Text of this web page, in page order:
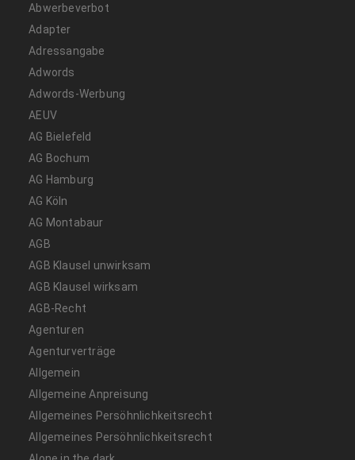
Abwerbeverbot
Adapter
Adressangabe
Adwords
Adwords-Werbung
AEUV
AG Bielefeld
AG Bochum
AG Hamburg
AG Köln
AG Montabaur
AGB
AGB Klausel unwirksam
AGB Klausel wirksam
AGB-Recht
Agenturen
Agenturverträge
Allgemein
Allgemeine Anpreisung
Allgemeines Persöhnlichkeitsrecht
Allgemeines Persöhnlichkeitsrecht